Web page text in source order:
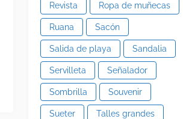
Revista Ropa de muñecas
Ruana Sacón
Salida de playa Sandalia
Servilleta Señalador
Sombrilla Souvenir
Sueter Talles grandes